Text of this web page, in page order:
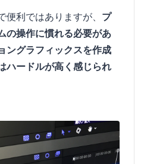
利ではありますが、 プ
の操作に慣れる必要があ
ングラフィックスを作成
ハードルが高く感じられ